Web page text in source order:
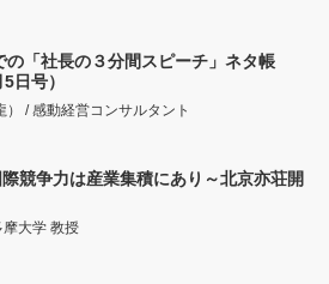
の「社長の３分間スピーチ」ネタ帳
日号）
） / 感動経営コンサルタント
競争力は産業集積にあり～北京亦荘開
大学 教授